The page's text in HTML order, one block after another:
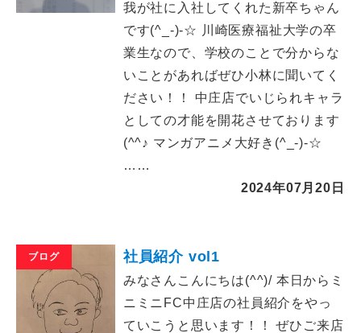
我が社に入社してくれた新卒ちゃん
です(^_-)-☆ 川崎医療福祉大学の卒
業生なので、学校のことで分からな
いことがあればぜひ小林に聞いてく
ださい！！ 中庄店でいじられキャラ
としての才能を開花させております
(^^♪ マンガアニメ大好き(^_-)-☆
……
2024年07月20日
ブログ 社員紹介 vol1
みなさんこんにちは(^^)/ 本日からミ
ニミニFC中庄店の社員紹介をやっ
ていこうと思います！！ ぜひご来店